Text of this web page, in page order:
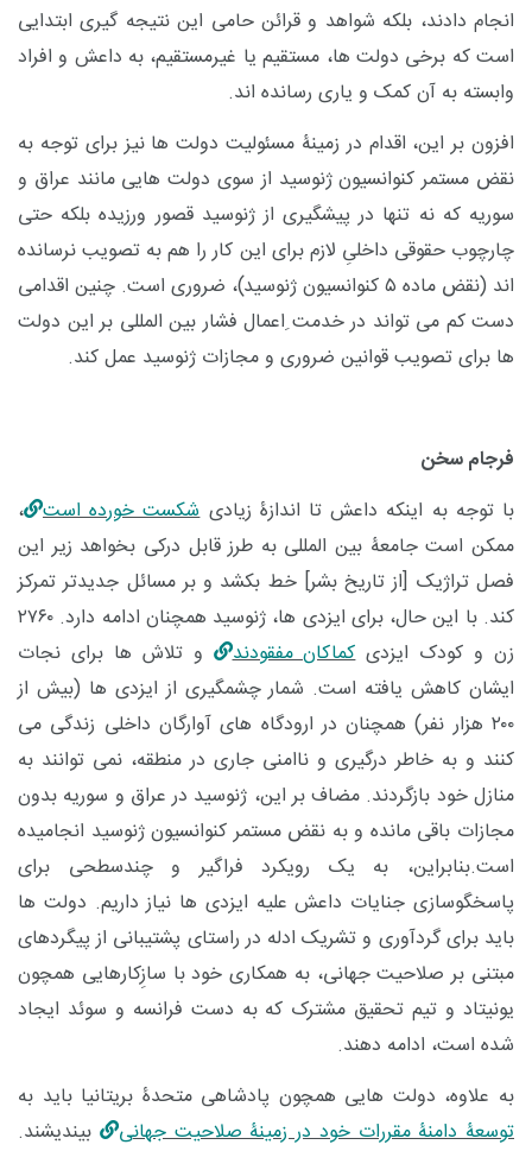
انجام دادند، بلکه شواهد و قرائن حامی این نتیجه گیری ابتدایی
است که برخی دولت ها، مستقیم یا غیرمستقیم، به داعش و افراد
وابسته به آن کمک و یاری رسانده اند.
افزون بر این، اقدام در زمینۀ مسئولیت دولت ها نیز برای توجه به
نقض مستمر کنوانسیون ژنوسید از سوی دولت هایی مانند عراق و
سوریه که نه تنها در پیشگیری از ژنوسید قصور ورزیده بلکه حتی
چارچوب حقوقی داخلیِ لازم برای این کار را هم به تصویب نرسانده
اند (نقض ماده ۵ کنوانسیون ژنوسید)، ضروری است. چنین اقدامی
دست کم می تواند در خدمت ِاعمال فشار بین المللی بر این دولت
ها برای تصویب قوانین ضروری و مجازات ژنوسید عمل کند.
فرجام سخن
با توجه به اینکه داعش تا اندازۀ زیادیشکست خورده است ،
ممکن است جامعۀ بین المللی به طرز قابل درکی بخواهد زیر این
فصل تراژیک [از تاریخ بشر] خط بکشد و بر مسائل جدیدتر تمرکز
کند. با این حال، برای ایزدی ها، ژنوسید همچنان ادامه دارد. ۲۷۶۰
زن و کودک ایزدیکماکان مفقودند
و تلاش ها برای نجات
ایشان کاهش یافته است. شمار چشمگیری از ایزدی ها (بیش از
۲۰۰ هزار نفر) همچنان در ارودگاه های آوارگان داخلی زندگی می
کنند و به خاطر درگیری و ناامنی جاری در منطقه، نمی توانند به
منازل خود بازگردند. مضاف بر این، ژنوسید در عراق و سوریه بدون
مجازات باقی مانده و به نقض مستمر کنوانسیون ژنوسید انجامیده
است.بنابراین، به یک رویکرد فراگیر و چندسطحی برای
پاسخگوسازی جنایات داعش علیه ایزدی ها نیاز داریم. دولت ها
باید برای گردآوری و تشریک ادله در راستای پشتیبانی از پیگردهای
مبتنی بر صلاحیت جهانی، به همکاری خود با سازِکارهایی همچون
یونیتاد و تیم تحقیق مشترک که به دست فرانسه و سوئد ایجاد
شده است، ادامه دهند.
به علاوه، دولت هایی همچون پادشاهی متحدۀ بریتانیا باید به
توسعۀ دامنۀ مقررات خود در زمینۀ صلاحیت جهانی
بیندیشند.